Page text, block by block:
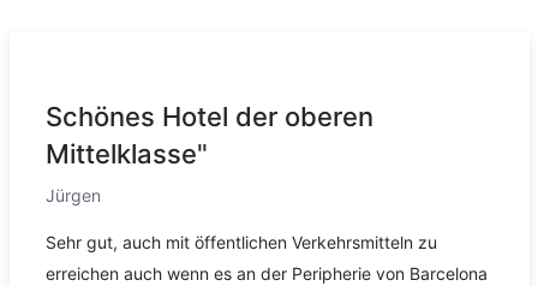
Schönes Hotel der oberen
Mittelklasse"
Jürgen
Sehr gut, auch mit öffentlichen Verkehrsmitteln zu
erreichen auch wenn es an der Peripherie von Barcelona